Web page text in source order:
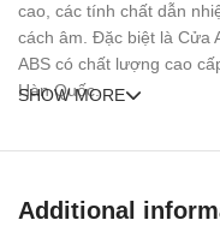
cao, các tính chất dẫn
cách âm. Đặc biệt là Cửa
ABS có chất lượng cao
Hàn Quốc.
Hai lớp ngoài là DeCo-
SHOW MORE
Additional